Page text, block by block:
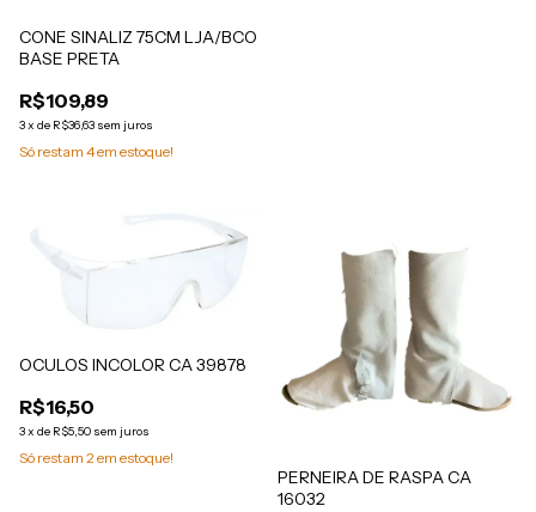
CONE SINALIZ 75CM LJA/BCO
BASE PRETA
R$109,89
3x de R$36,63 sem juros
Só restam 4em estoque!
OCULOS INCOLOR CA 39878
R$16,50
3x de R$5,50 sem juros
Só restam 2em estoque!
PERNEIRA DE RASPA CA
16032